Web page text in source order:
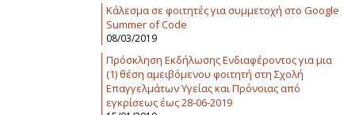
Κάλεσμα σε φοιτητές για συμμετοχή στο Google
Summer of Code
08/03/2019
Πρόσκληση Εκδήλωσης Ενδιαφέροντος για μια
(1) θέση αμειβόμενου φοιτητή στη Σχολή
Επαγγελμάτων Υγείας και Πρόνοιας από
εγκρίσεως έως 28-06-2019